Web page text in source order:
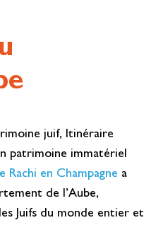
juif, Itinéraire
patrimoine immatériel
Rachi en Champagne a
de l’Aube,
Juifs du monde entier et